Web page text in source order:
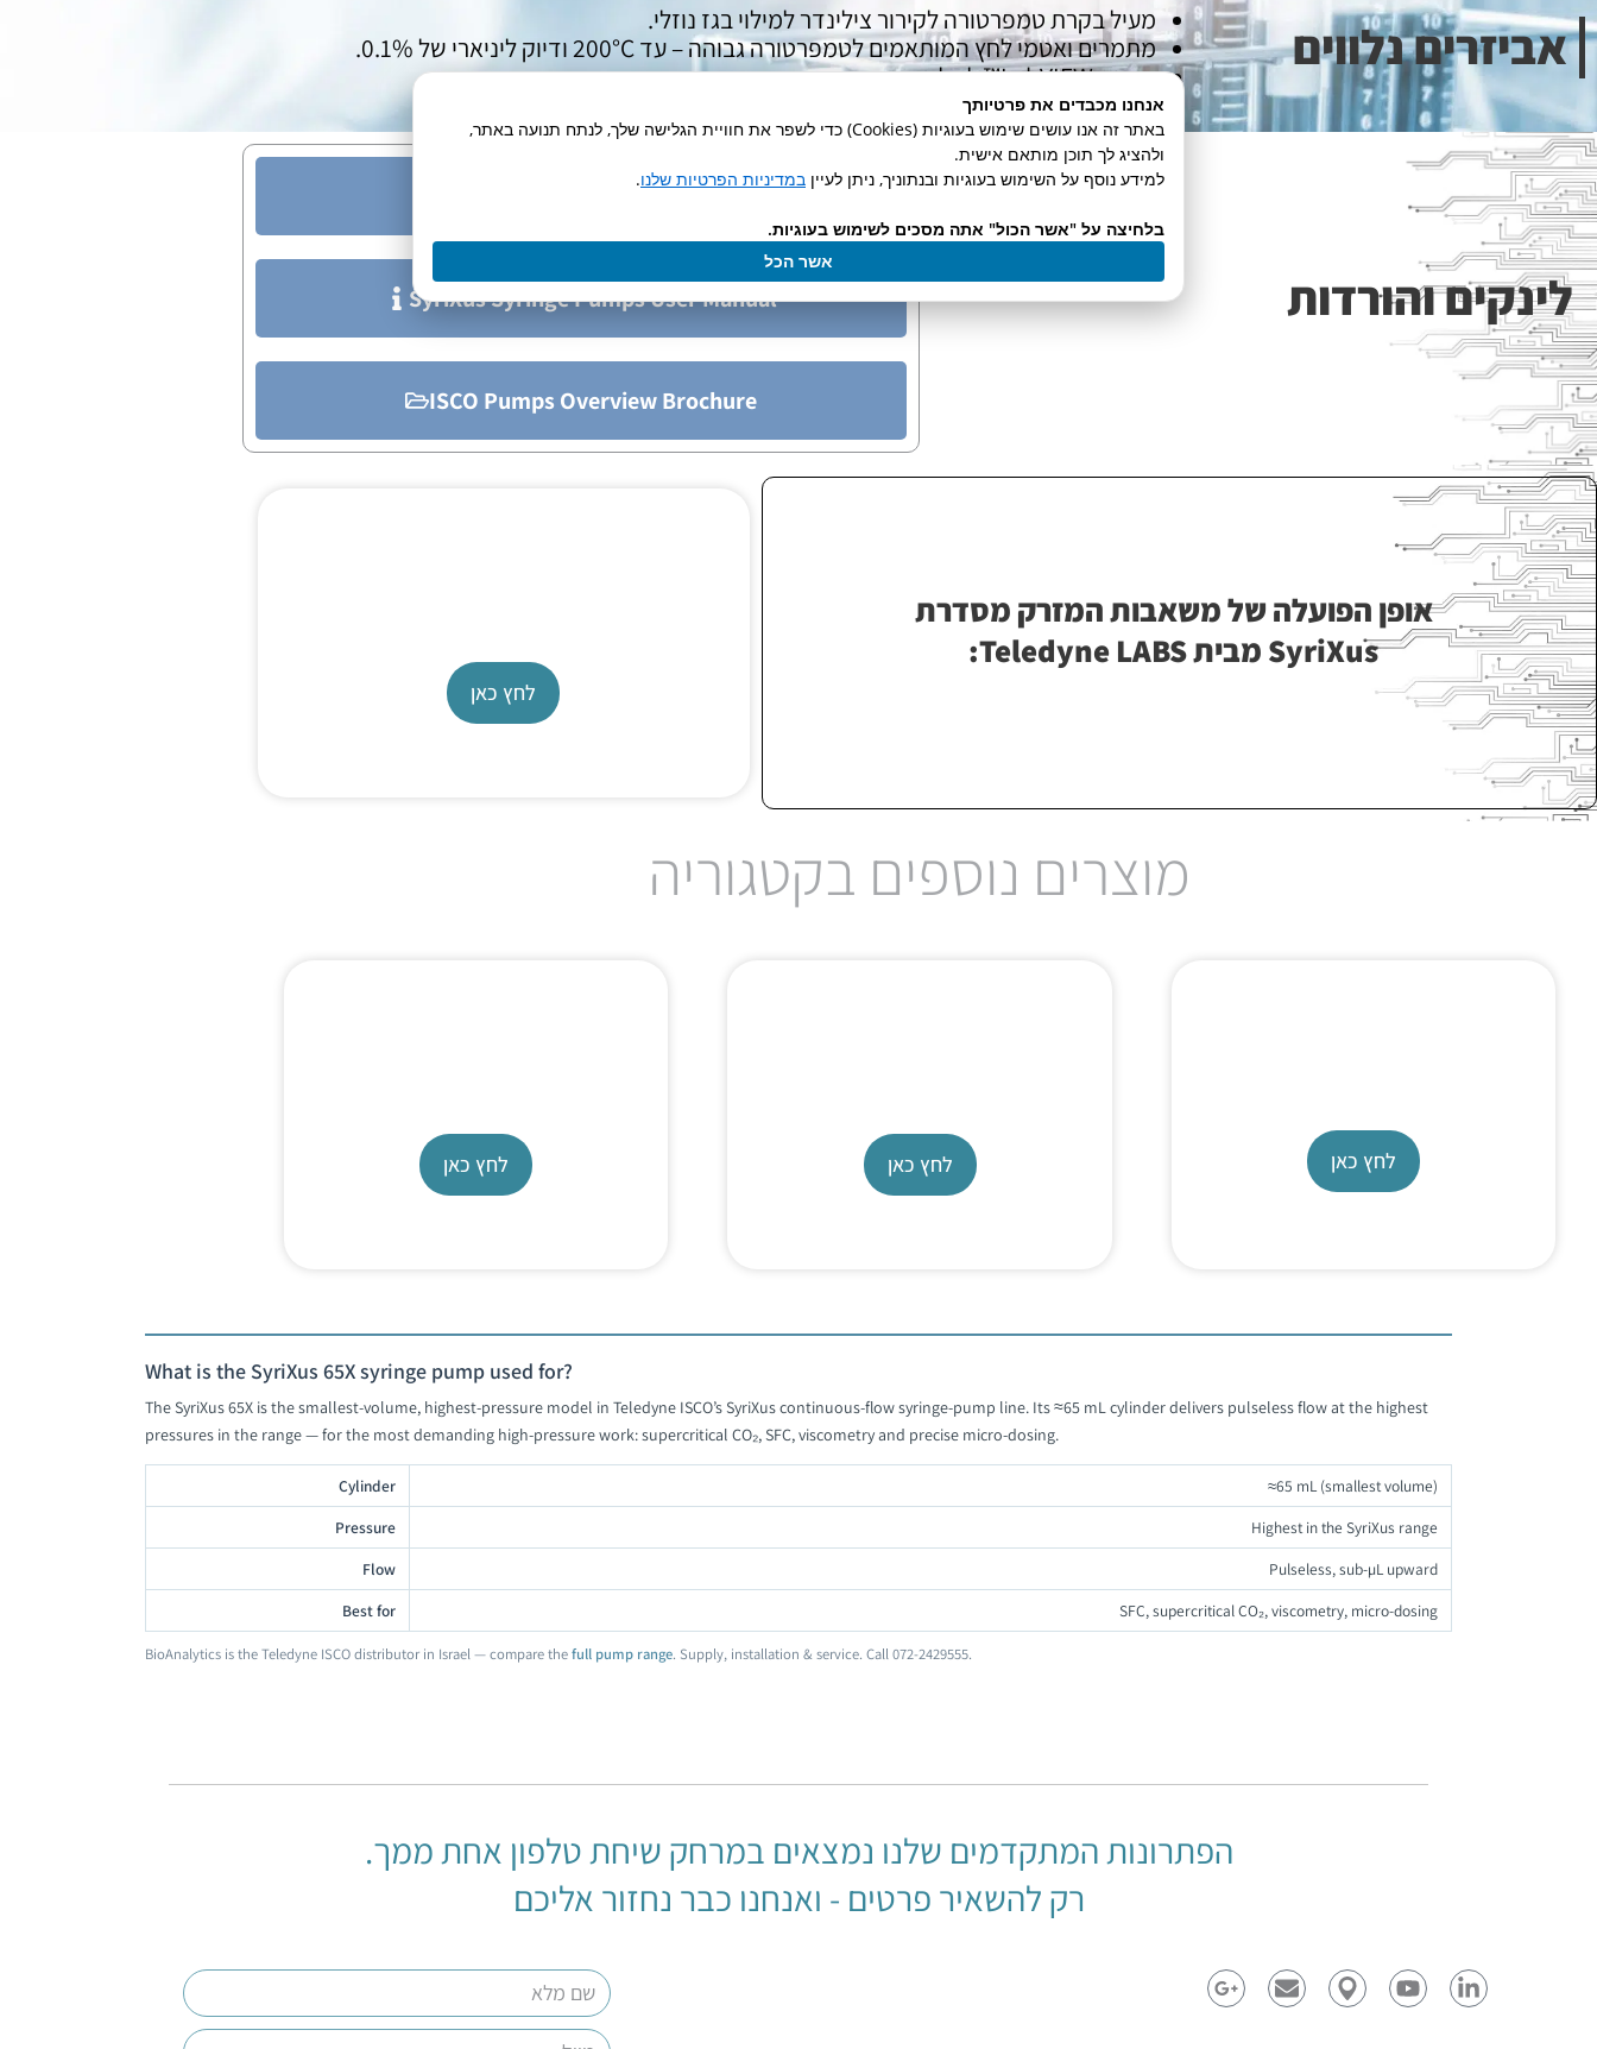
אביזרים נלווים
מעיל בקרת טמפרטורה לקירור צילינדר למילוי בגז נוזלי.
מתמרים ואטמי לחץ המותאמים לטמפרטורה גבוהה – עד 200°C ודיוק ליניארי של 0.1%.
תוכנת LabVIEW™ לשליטה מרחוק.
לינקים והורדות
65X Syringe Pump Datasheet
SyriXus Syringe Pumps User Manual
ISCO Pumps Overview Brochure
אופן הפועלה של משאבות המזרק מסדרת
SyriXus מבית Teledyne LABS:
לחץ כאן
מוצרים נוספים בקטגוריה
לחץ כאן לחץ כאן לחץ כאן
What is the SyriXus 65X syringe pump used for?
The SyriXus 65X is the smallest-volume, highest-pressure model in Teledyne ISCO’s SyriXus continuous-flow syringe-pump line. Its ≈65 mL cylinder delivers pulseless flow at the highest
pressures in the range — for the most demanding high-pressure work: supercritical CO₂, SFC, viscometry and precise micro-dosing.
Cylinder
≈65 mL (smallest volume)
Pressure
Highest in the SyriXus range
Flow
Pulseless, sub-µL upward
Best for
SFC, supercritical CO₂, viscometry, micro-dosing
BioAnalytics is the Teledyne ISCO distributor in Israel — compare thefull pump range. Supply, installation & service. Call 072-2429555.
הפתרונות המתקדמים שלנו נמצאים במרחק שיחת טלפון אחת ממך.
רק להשאיר פרטים - ואנחנו כבר נחזור אליכם
אנחנו מכבדים את פרטיותך
באתר זה אנו עושים שימוש בעוגיות (Cookies) כדי לשפר את חוויית הגלישה שלך, לנתח תנועה באתר,
ולהציג לך תוכן מותאם אישית.
למידע נוסף על השימוש בעוגיות ובנתוניך, ניתן לעיין במדיניות הפרטיות שלנו.
בלחיצה על "אשר הכול" אתה מסכים לשימוש בעוגיות.
אשר הכל